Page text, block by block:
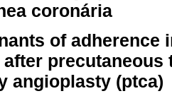
coronária
of adherence
precutaneous
angioplasty (ptca)